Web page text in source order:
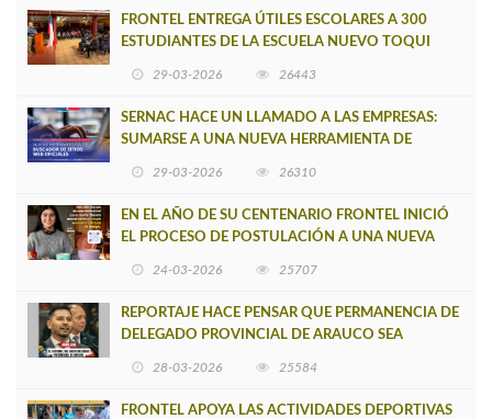
FRONTEL ENTREGA ÚTILES ESCOLARES A 300
ESTUDIANTES DE LA ESCUELA NUEVO TOQUI
29-03-2026 26443
SERNAC HACE UN LLAMADO A LAS EMPRESAS:
SUMARSE A UNA NUEVA HERRAMIENTA DE
29-03-2026 26310
EN EL AÑO DE SU CENTENARIO FRONTEL INICIÓ
EL PROCESO DE POSTULACIÓN A UNA NUEVA
24-03-2026 25707
REPORTAJE HACE PENSAR QUE PERMANENCIA DE
DELEGADO PROVINCIAL DE ARAUCO SEA
28-03-2026 25584
FRONTEL APOYA LAS ACTIVIDADES DEPORTIVAS